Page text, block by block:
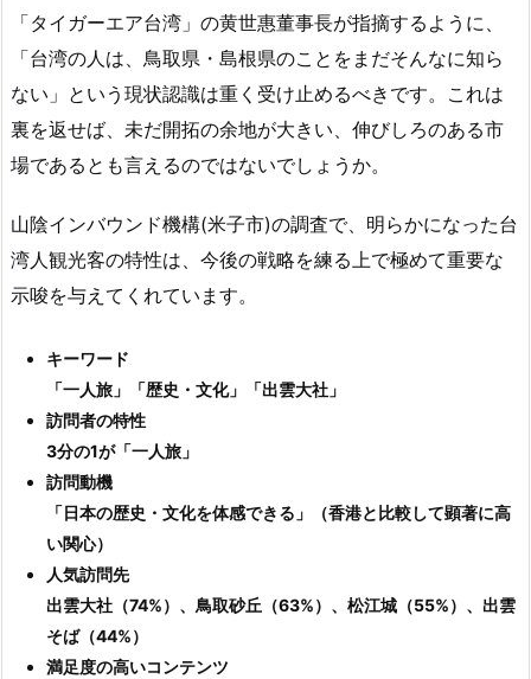
「タイガーエア台湾」の黄世惠董事長が指摘するように、
「台湾の人は、鳥取県・島根県のことをまだそんなに知ら
ない」という現状認識は重く受け止めるべきです。これは
裏を返せば、未だ開拓の余地が大きい、伸びしろのある市
場であるとも言えるのではないでしょうか。
山陰インバウンド機構(米子市)の調査で、明らかになった台
湾人観光客の特性は、今後の戦略を練る上で極めて重要な
示唆を与えてくれています。
キーワード
「一人旅」「歴史・文化」「出雲大社」
訪問者の特性
3分の1が「一人旅」
訪問動機
「日本の歴史・文化を体感できる」（香港と比較して顕著に高
い関心）
人気訪問先
出雲大社（74%）、鳥取砂丘（63%）、松江城（55%）、出雲
そば（44%）
満足度の高いコンテンツ